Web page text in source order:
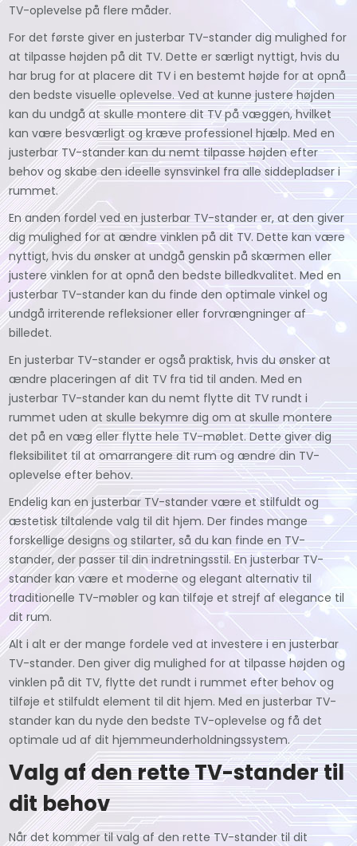
TV-oplevelse på flere måder.
For det første giver en justerbar TV-stander dig mulighed for
at tilpasse højden på dit TV. Dette er særligt nyttigt, hvis du
har brug for at placere dit TV i en bestemt højde for at opnå
den bedste visuelle oplevelse. Ved at kunne justere højden
kan du undgå at skulle montere dit TV på væggen, hvilket
kan være besværligt og kræve professionel hjælp. Med en
justerbar TV-stander kan du nemt tilpasse højden efter
behov og skabe den ideelle synsvinkel fra alle siddepladser i
rummet.
En anden fordel ved en justerbar TV-stander er, at den giver
dig mulighed for at ændre vinklen på dit TV. Dette kan være
nyttigt, hvis du ønsker at undgå genskin på skærmen eller
justere vinklen for at opnå den bedste billedkvalitet. Med en
justerbar TV-stander kan du finde den optimale vinkel og
undgå irriterende refleksioner eller forvrængninger af
billedet.
En justerbar TV-stander er også praktisk, hvis du ønsker at
ændre placeringen af dit TV fra tid til anden. Med en
justerbar TV-stander kan du nemt flytte dit TV rundt i
rummet uden at skulle bekymre dig om at skulle montere
det på en væg eller flytte hele TV-møblet. Dette giver dig
fleksibilitet til at omarrangere dit rum og ændre din TV-
oplevelse efter behov.
Endelig kan en justerbar TV-stander være et stilfuldt og
æstetisk tiltalende valg til dit hjem. Der findes mange
forskellige designs og stilarter, så du kan finde en TV-
stander, der passer til din indretningsstil. En justerbar TV-
stander kan være et moderne og elegant alternativ til
traditionelle TV-møbler og kan tilføje et strejf af elegance til
dit rum.
Alt i alt er der mange fordele ved at investere i en justerbar
TV-stander. Den giver dig mulighed for at tilpasse højden og
vinklen på dit TV, flytte det rundt i rummet efter behov og
tilføje et stilfuldt element til dit hjem. Med en justerbar TV-
stander kan du nyde den bedste TV-oplevelse og få det
optimale ud af dit hjemmeunderholdningssystem.
Valg af den rette TV-stander til
dit behov
Når det kommer til valg af den rette TV-stander til dit